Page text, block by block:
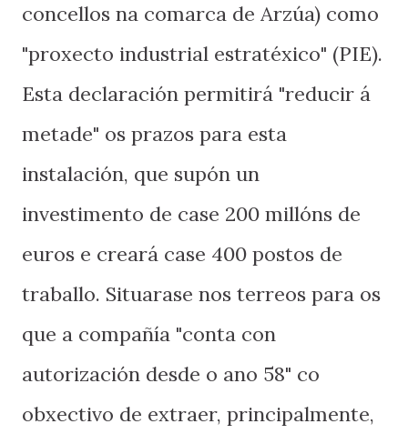
concellos na comarca de Arzúa) como
"proxecto industrial estratéxico" (PIE).
Esta declaración permitirá "reducir á
metade" os prazos para esta
instalación, que supón un
investimento de case 200 millóns de
euros e creará case 400 postos de
traballo. Situarase nos terreos para os
que a compañía "conta con
autorización desde o ano 58" co
obxectivo de extraer, principalmente,